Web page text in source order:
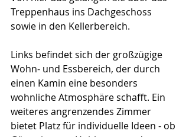
Treppenhaus ins Dachgeschoss
sowie in den Kellerbereich.
Links befindet sich der großzügige
Wohn- und Essbereich, der durch
einen Kamin eine besonders
wohnliche Atmosphäre schafft. Ein
weiteres angrenzendes Zimmer
bietet Platz für individuelle Ideen - ob